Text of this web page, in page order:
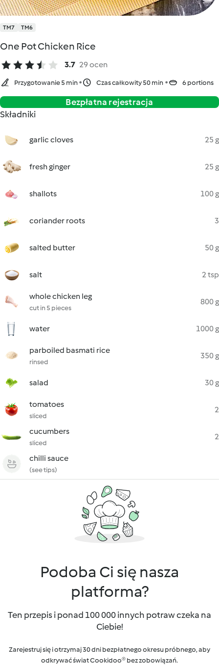
TM7 TM6
One Pot Chicken Rice
3.7 29 ocen
Przygotowanie 5 min Czas całkowity 50 min 6 portions
Bezpłatna rejestracja
Składniki
garlic cloves 25 g
fresh ginger 25 g
shallots 100 g
coriander roots 3
salted butter 50 g
salt 2 tsp
whole chicken leg
cut in 5 pieces
800 g
water 1000 g
parboiled basmati rice
rinsed
350 g
salad 30 g
tomatoes
sliced
2
cucumbers
sliced
2
chilli sauce
(see tips)
Podoba Ci się nasza
platforma?
Ten przepis i ponad 100 000 innych potraw czeka na
Ciebie!
Zarejestruj się i otrzymaj 30 dni bezpłatnego okresu próbnego, aby
odkrywać świat Cookidoo® bez zobowiązań.